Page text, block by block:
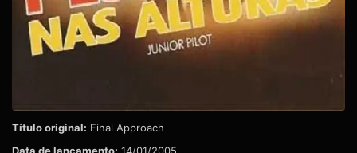
Título original: Final Approach